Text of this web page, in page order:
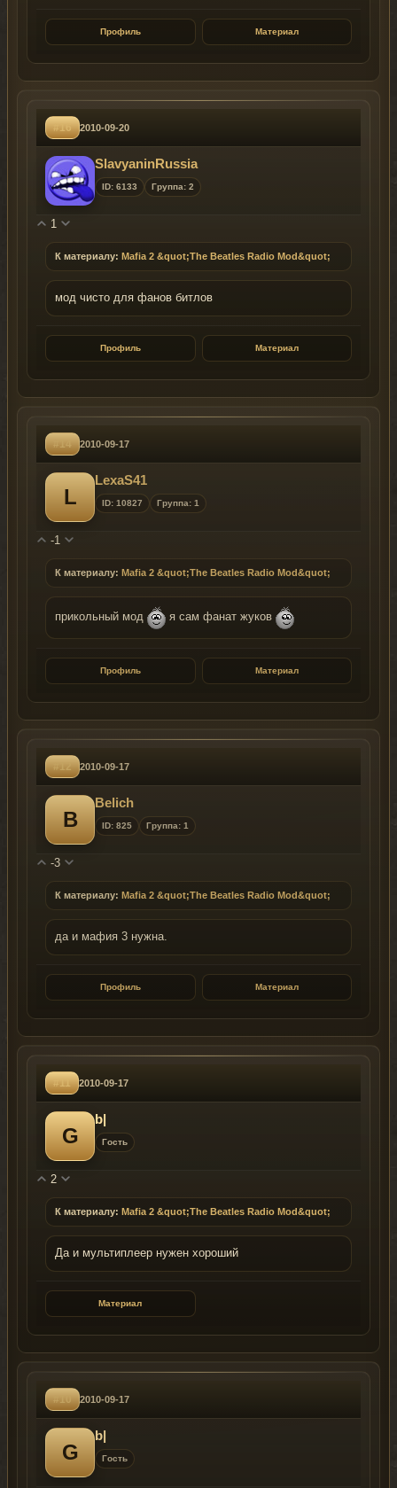
Профиль Материал
#16 2010-09-20
SlavyaninRussia
ID: 6133 Группа: 2
1
К материалу: Mafia 2 &quot;The Beatles Radio Mod&quot;
мод чисто для фанов битлов
Профиль Материал
#14 2010-09-17
L
LexaS41
ID: 10827 Группа: 1
-1
К материалу: Mafia 2 &quot;The Beatles Radio Mod&quot;
прикольный мод я сам фанат жуков
Профиль Материал
#12 2010-09-17
B
Belich
ID: 825 Группа: 1
-3
К материалу: Mafia 2 &quot;The Beatles Radio Mod&quot;
да и мафия 3 нужна.
Профиль Материал
#11 2010-09-17
G
b|
Гость
2
К материалу: Mafia 2 &quot;The Beatles Radio Mod&quot;
Да и мультиплеер нужен хороший
Материал
#10 2010-09-17
G
b|
Гость